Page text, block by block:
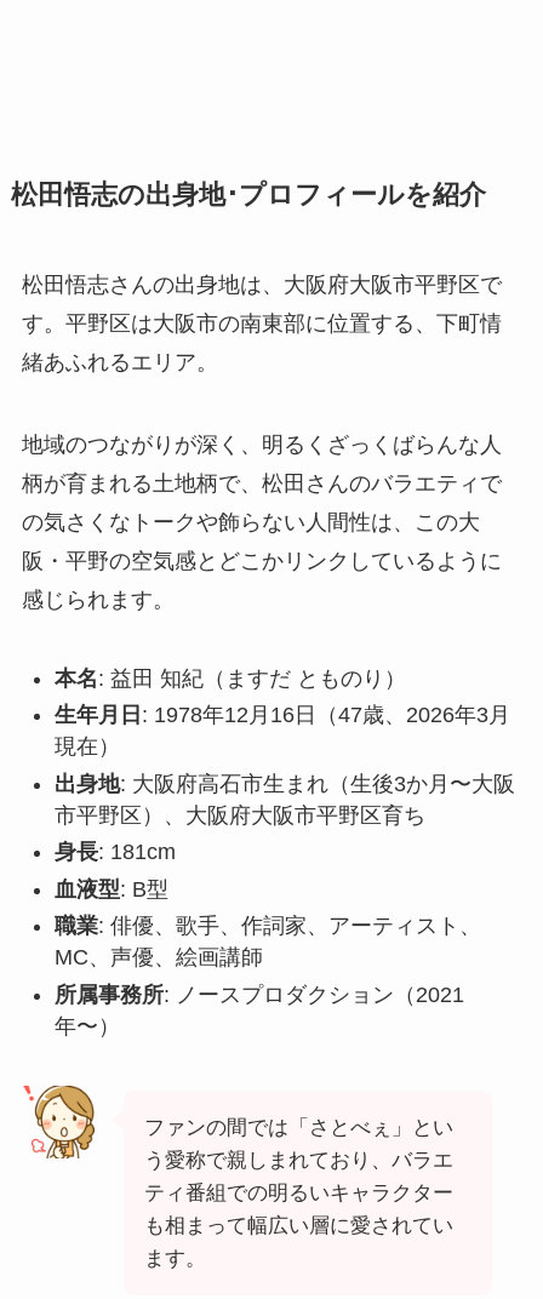
松田悟志の出身地･プロフィールを紹介
松田悟志さんの出身地は、大阪府大阪市平野区で
す。平野区は大阪市の南東部に位置する、下町情
緒あふれるエリア。
地域のつながりが深く、明るくざっくばらんな人
柄が育まれる土地柄で、松田さんのバラエティで
の気さくなトークや飾らない人間性は、この大
阪・平野の空気感とどこかリンクしているように
感じられます。
本名: 益田 知紀（ますだ とものり）
生年月日 : 1978年12月16日（47歳、2026年3月
現在）
出身地: 大阪府高石市生まれ（生後3か月〜大阪
市平野区）、大阪府大阪市平野区育ち
身長: 181cm
血液型: B型
職業: 俳優、歌手、作詞家、アーティスト、
MC、声優、絵画講師
所属事務所: ノースプロダクション（2021
年〜）
ファンの間では「さとべぇ」とい
う愛称で親しまれており、バラエ
ティ番組での明るいキャラクター
も相まって幅広い層に愛されてい
ます。